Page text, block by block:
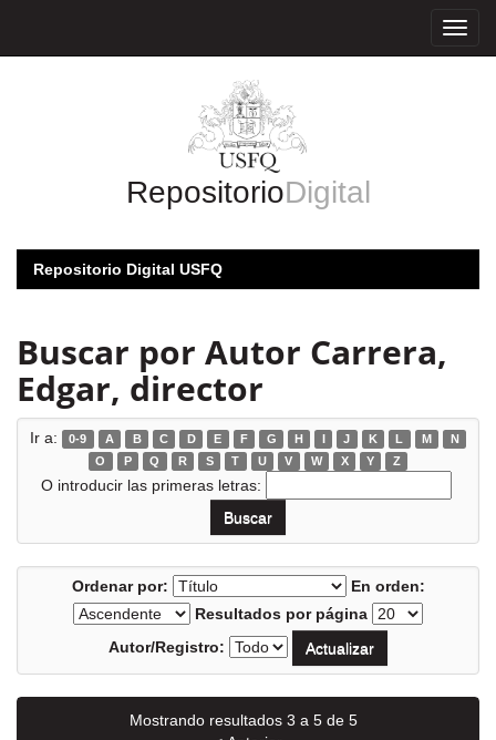
RepositorioDigital
Repositorio Digital USFQ
Buscar por Autor Carrera,
Edgar, director
Ir a: 0-9 A B C D E F G H I J K L M
N
O
P Q R S T U V W X Y Z
O introducir las primeras letras:
Ordenar por:
En orden:
Resultados por página
Autor/Registro:
Mostrando resultados 3 a 5 de 5